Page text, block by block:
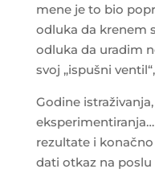
mene je to bio
odluka da krenem
odluka da uradim
svoj „ispušni
Godine
rezultate i
dati otkaz na